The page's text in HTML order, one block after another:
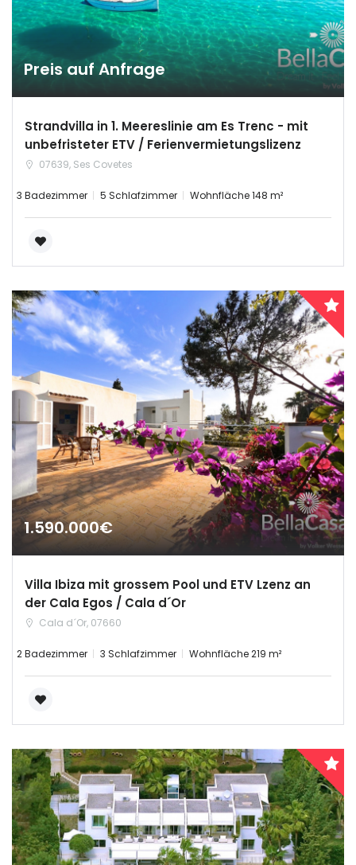
Preis auf Anfrage
Strandvilla in 1. Meereslinie am Es Trenc - mit
unbefristeter ETV / Ferienvermietungslizenz
07639, Ses Covetes
3 Badezimmer 5 Schlafzimmer Wohnfläche 148 m²
1.590.000€
Villa Ibiza mit grossem Pool und ETV Lzenz an
der Cala Egos / Cala d´Or
Cala d´Or, 07660
2 Badezimmer 3 Schlafzimmer Wohnfläche 219 m²